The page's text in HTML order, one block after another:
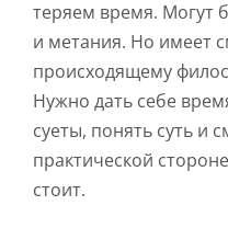
теряем время. Могут
и метания. Но имеет
происходящему
Нужно дать себе
суеты, понять суть и
практической
стоит.